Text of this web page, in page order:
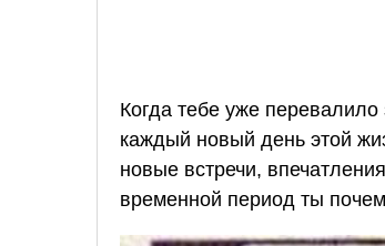
Когда тебе уже перевалило
каждый новый день этой
новые встречи,
временной период ты